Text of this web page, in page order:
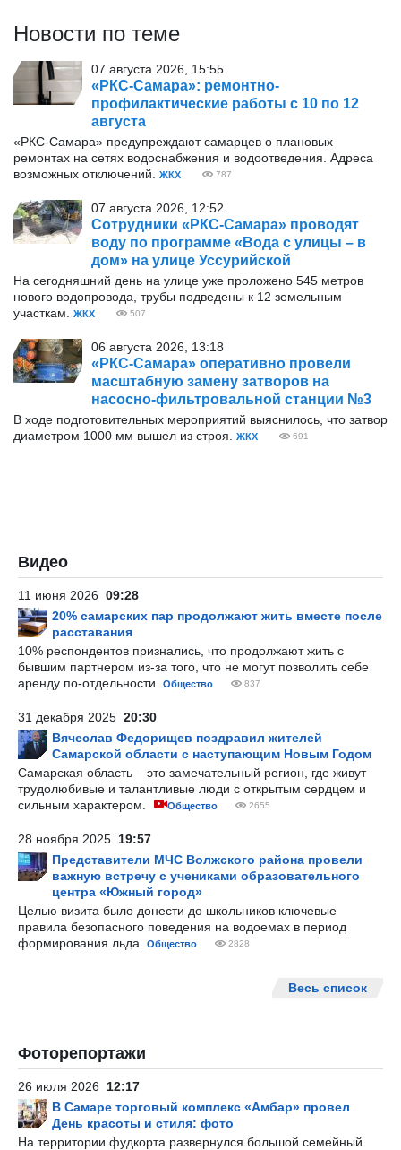
Новости по теме
07 августа 2026, 15:55
«РКС-Самара»: ремонтно-
профилактические работы с 10 по 12
августа
«РКС-Самара» предупреждают самарцев о плановых
ремонтах на сетях водоснабжения и водоотведения. Адреса
возможных отключений.
ЖКХ 787
07 августа 2026, 12:52
Сотрудники «РКС-Самара» проводят
воду по программе «Вода с улицы – в
дом» на улице Уссурийской
На сегодняшний день на улице уже проложено 545 метров
нового водопровода, трубы подведены к 12 земельным
участкам.
ЖКХ 507
06 августа 2026, 13:18
«РКС-Самара» оперативно провели
масштабную замену затворов на
насосно-фильтровальной станции №3
В ходе подготовительных мероприятий выяснилось, что затвор
диаметром 1000 мм вышел из строя.
ЖКХ 691
Видео
11 июня 2026 09:28
20% самарских пар продолжают жить вместе после
расставания
10% респондентов признались, что продолжают жить с
бывшим партнером из-за того, что не могут позволить себе
аренду по-отдельности.
Общество 837
31 декабря 2025 20:30
Вячеслав Федорищев поздравил жителей
Самарской области с наступающим Новым Годом
Самарская область – это замечательный регион, где живут
трудолюбивые и талантливые люди с открытым сердцем и
сильным характером.
Общество 2655
28 ноября 2025 19:57
Представители МЧС Волжского района провели
важную встречу с учениками образовательного
центра «Южный город»
Целью визита было донести до школьников ключевые
правила безопасного поведения на водоемах в период
формирования льда.
Общество 2828
Весь список
Фоторепортажи
26 июля 2026 12:17
В Самаре торговый комплекс «Амбар» провел
День красоты и стиля: фото
На территории фудкорта развернулся большой семейный